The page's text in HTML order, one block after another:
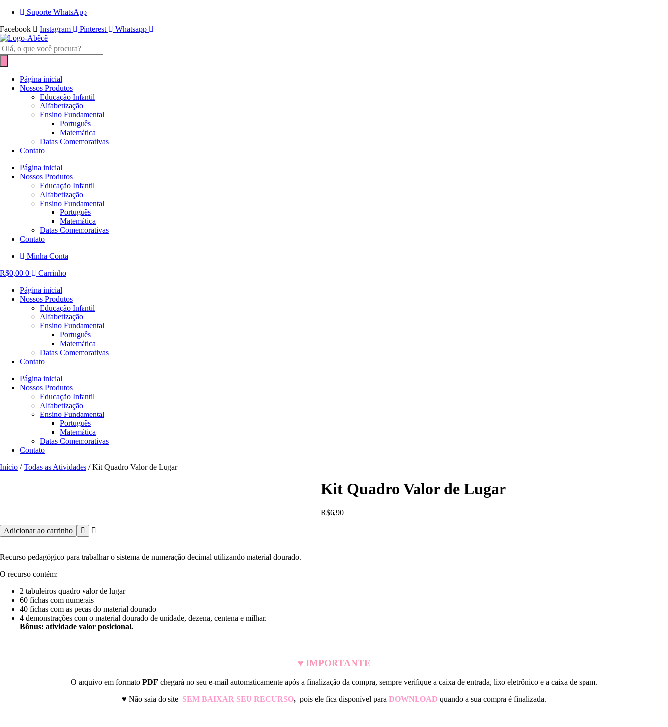
o
conteúdo
Suporte WhatsApp
Facebook
Instagram Pinterest Whatsapp
Pesquisar
produtos
Página inicial
Nossos Produtos
Educação Infantil
Alfabetização
Ensino Fundamental
Português
Matemática
Datas Comemorativas
Contato
Página inicial
Nossos Produtos
Educação Infantil
Alfabetização
Ensino Fundamental
Português
Matemática
Datas Comemorativas
Contato
Minha Conta
R$0,00 0
Carrinho
Página inicial
Nossos Produtos
Educação Infantil
Alfabetização
Ensino Fundamental
Português
Matemática
Datas Comemorativas
Contato
Página inicial
Nossos Produtos
Educação Infantil
Alfabetização
Ensino Fundamental
Português
Matemática
Datas Comemorativas
Contato
Início /Todas as Atividades / Kit Quadro Valor de Lugar
Kit Quadro Valor de Lugar
R$6,90
Kit
Quadro
de
quantidade
Adicionar ao carrinho
Recurso pedagógico para trabalhar o sistema de numeração decimal utilizando material dourado.
O recurso contém:
2 tabuleiros quadro valor de lugar
60 fichas com numerais
40 fichas com as peças do material dourado
4 demonstrações com o material dourado de unidade, dezena, centena e milhar.
Bônus: atividade valor posicional.
♥ IMPORTANTE
O arquivo em formato PDF chegará no seu e-mail automaticamente após a finalização da compra, sempre verifique a caixa de entrada, lixo eletrônico e a caixa de spam.
♥ Não saia do site SEM BAIXAR SEU RECURSO, pois ele fica disponível para DOWNLOAD quando a sua compra é finalizada.